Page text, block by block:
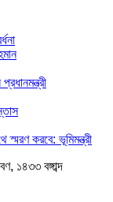
স্মরণ করবে: ভূমিমন্ত্রী
১৪৩৩ বঙ্গাব্দ